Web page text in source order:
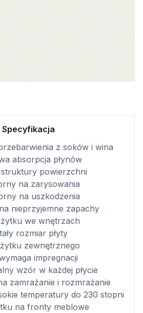
Specyfikacja
z soków i wina
absorpcja płynów
powierzchni
na zarysowania
na uszkodzenia
nieprzyjemne zapachy
we wnętrzach
rozmiar płyty
zewnętrznego
impregnacji
wzór w każdej płycie
zamrażanie i rozmrażanie
temperatury do 230 stopni
na fronty meblowe